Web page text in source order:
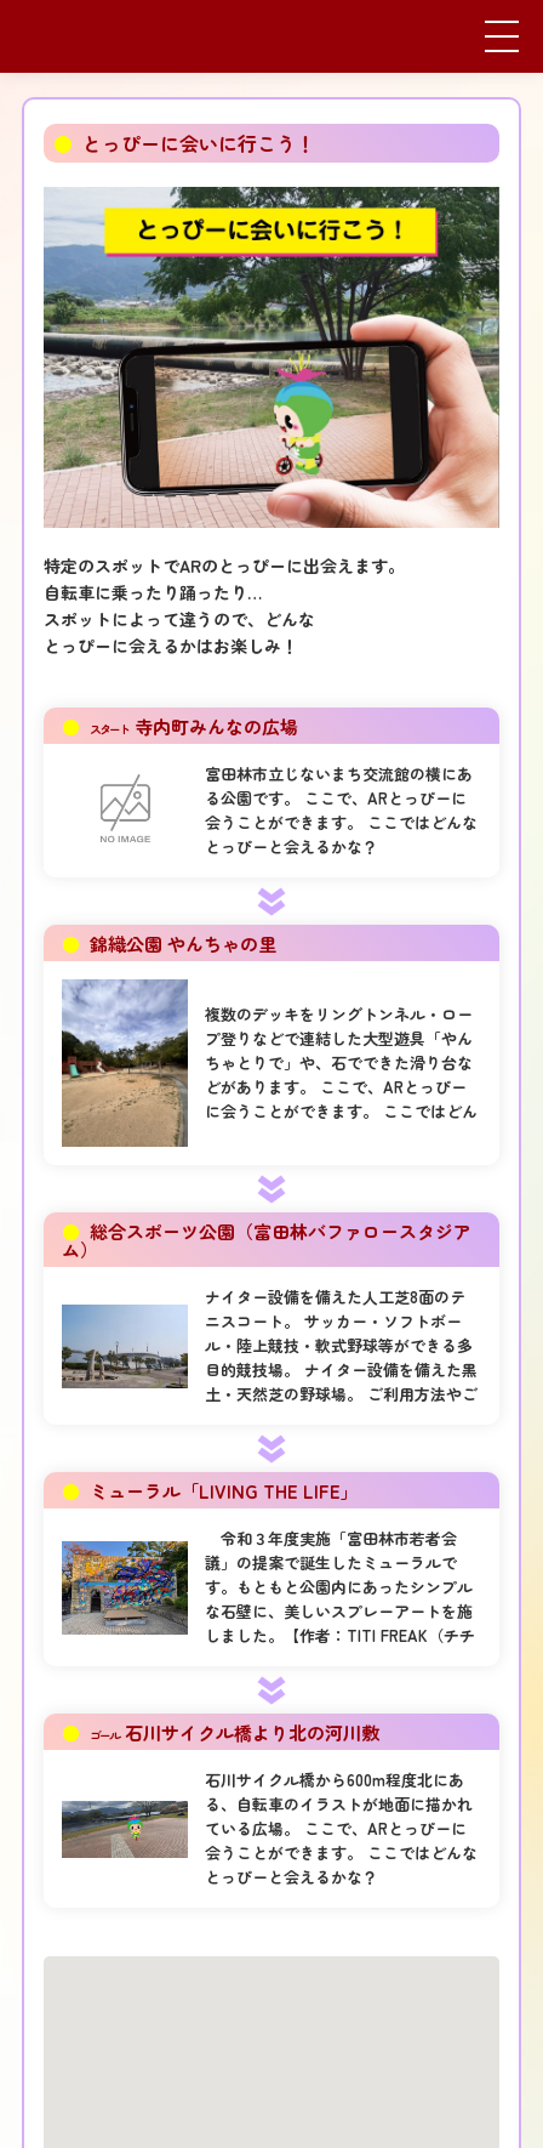
● とっぴーに会いに行こう！
特定のスポットでARのとっぴーに出会えます。
自転車に乗ったり踊ったり…
スポットによって違うので、どんな
とっぴーに会えるかはお楽しみ！
● スタート 寺内町みんなの広場
富田林市立じないまち交流館の横にあ
る公園です。 ここで、ARとっぴーに
会うことができます。 ここではどんな
とっぴーと会えるかな？
● 錦織公園 やんちゃの里
複数のデッキをリングトンネル・ロー
プ登りなどで連結した大型遊具「やん
ちゃとりで」や、石でできた滑り台な
どがあります。 ここで、ARとっぴー
に会うことができます。 ここではどん
● 総合スポーツ公園（富田林バファロースタジア
ム）
ナイター設備を備えた人工芝8面のテ
ニスコート。 サッカー・ソフトボー
ル・陸上競技・軟式野球等ができる多
目的競技場。 ナイター設備を備えた黒
土・天然芝の野球場。 ご利用方法やご
で、ARとっぴーに会うことができま
す。 ここではどんなとっぴーと会える
かな？
● ミューラル「LIVING THE LIFE」
令和３年度実施「富田林市若者会
議」の提案で誕生したミューラルで
す。もともと公園内にあったシンプル
な石壁に、美しいスプレーアートを施
しました。【作者：TITI FREAK（チチ
the moon 縁あるまち」でこの場所を
訪れた人々が幸せになりますように…
という願いが込められています。 ぜひ
このエネルギーを目で見て体感してく
ださいね。このミューラルを見ていた
だいたみなさまにいいご縁や幸せが訪
れますように… ここで、ARとっぴーに
会うことができます。 ここではどんな
とっぴーと会えるかな？
● ゴール 石川サイクル橋より北の河川敷
石川サイクル橋から600m程度北にあ
る、自転車のイラストが地面に描かれ
ている広場。 ここで、ARとっぴーに
会うことができます。 ここではどんな
とっぴーと会えるかな？